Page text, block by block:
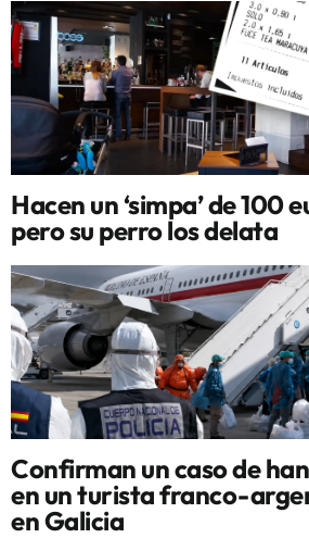
Hacen un ‘simpa’ de 100
pero su perro los delata
Confirman un caso de
en un turista franco-
en Galicia